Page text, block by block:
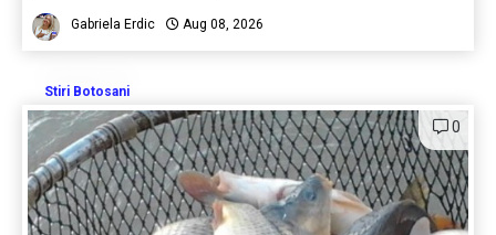
Gabriela Erdic Aug 08, 2026
Stiri Botosani
0